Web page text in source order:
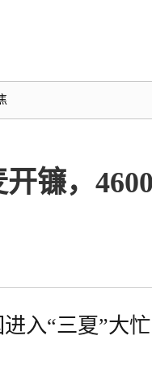
镰，
入“三夏”大